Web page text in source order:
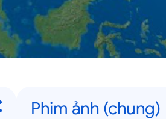
Phim ảnh (chung)